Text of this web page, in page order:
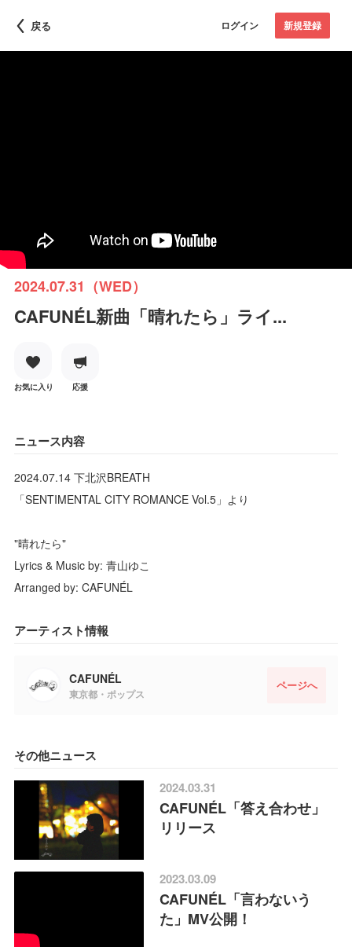
戻る ログイン 新規登録
2024.07.31（WED）
CAFUNÉL新曲「晴れたら」ライ...
お気に入り 応援
ニュース内容
2024.07.14 下北沢BREATH
「SENTIMENTAL CITY ROMANCE Vol.5」より
"晴れたら"
Lyrics & Music by: 青山ゆこ
Arranged by: CAFUNÉL
アーティスト情報
CAFUNÉL
東京都・ポップス
ページへ
その他ニュース
2024.03.31
CAFUNÉL「答え合わせ」
リリース
2023.03.09
CAFUNÉL「言わないう
た」MV公開！